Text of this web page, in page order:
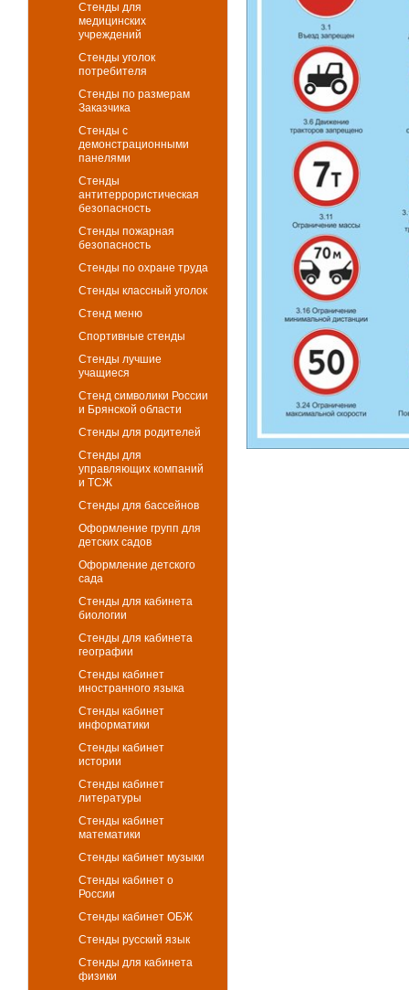
Стенды для
медицинских
учреждений
Стенды уголок
потребителя
Стенды по размерам
Заказчика
Стенды с
демонстрационными
панелями
Стенды
антитеррористическая
безопасность
Стенды пожарная
безопасность
Стенды по охране труда
Стенды классный уголок
Стенд меню
Спортивные стенды
Стенды лучшие
учащиеся
Стенд символики России
и Брянской области
Стенды для родителей
Стенды для
управляющих компаний
и ТСЖ
Стенды для бассейнов
Оформление групп для
детских садов
Оформление детского
сада
Стенды для кабинета
биологии
Стенды для кабинета
географии
Стенды кабинет
иностранного языка
Стенды кабинет
информатики
Стенды кабинет
истории
Стенды кабинет
литературы
Стенды кабинет
математики
Стенды кабинет музыки
Стенды кабинет о
России
Стенды кабинет ОБЖ
Стенды русский язык
Стенды для кабинета
физики